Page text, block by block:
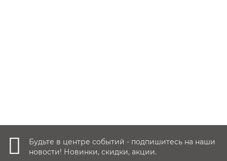
Будьте в центре событий - подпишитесь на наши
новости! Новинки, скидки, акции.